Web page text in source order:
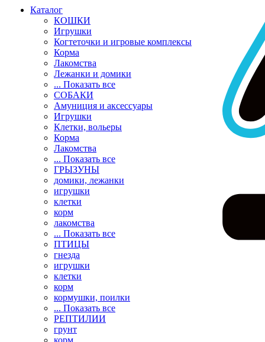
Каталог
КОШКИ
Игрушки
Когтеточки и игровые комплексы
Корма
Лакомства
Лежанки и домики
... Показать все
СОБАКИ
Амуниция и аксессуары
Игрушки
Клетки, вольеры
Корма
Лакомства
... Показать все
ГРЫЗУНЫ
домики, лежанки
игрушки
клетки
корм
лакомства
... Показать все
ПТИЦЫ
гнезда
игрушки
клетки
корм
кормушки, поилки
... Показать все
РЕПТИЛИИ
грунт
корм